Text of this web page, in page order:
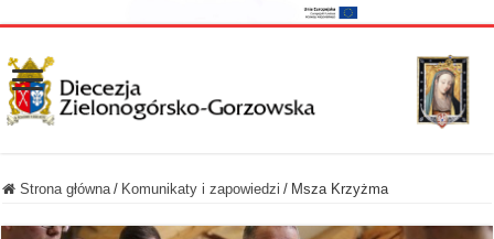
Strona główna / Komunikaty i zapowiedzi / Msza Krzyżma